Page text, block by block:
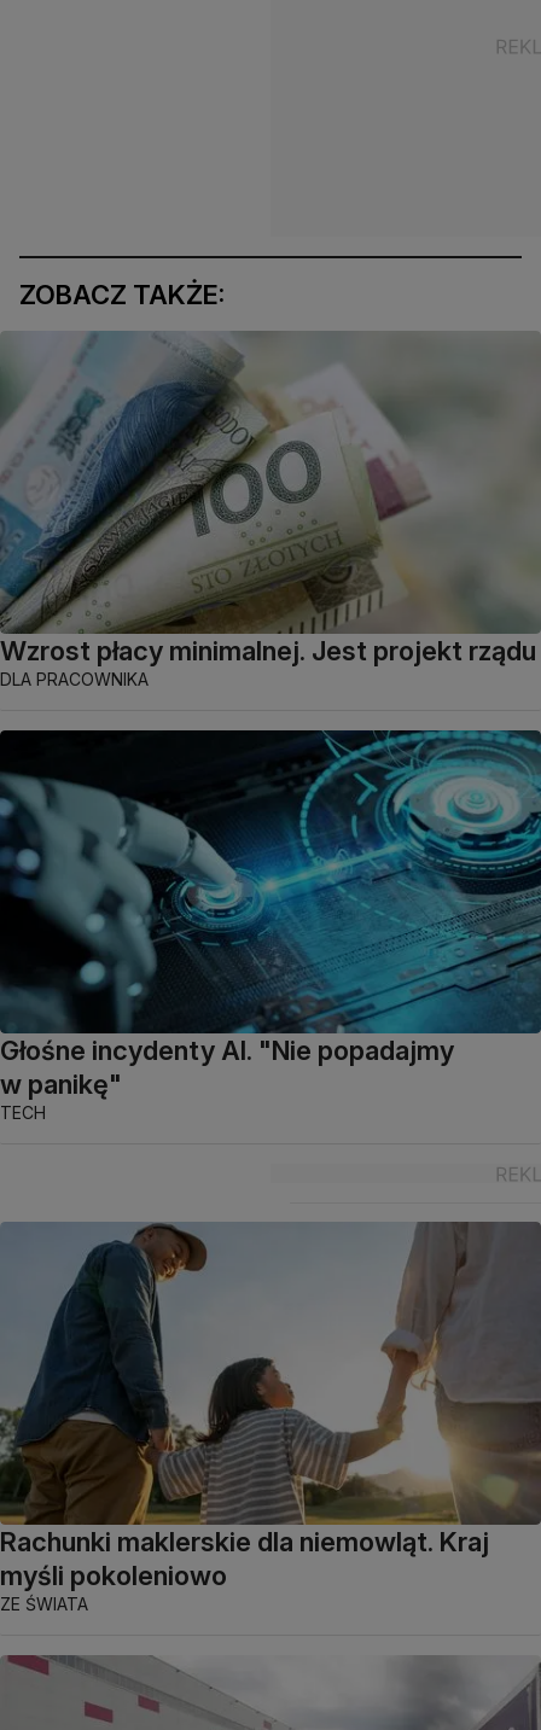
ZOBACZ TAKŻE:
Wzrost płacy minimalnej. Jest projekt rządu
DLA PRACOWNIKA
Głośne incydenty AI. "Nie popadajmy
w panikę"
TECH
Rachunki maklerskie dla niemowląt. Kraj
myśli pokoleniowo
ZE ŚWIATA